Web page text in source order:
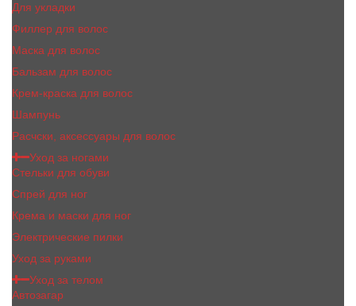
Для укладки
Филлер для волос
Маска для волос
Бальзам для волос
Крем-краска для волос
Шампунь
Расчски, аксессуары для волос
Уход за ногами
Стельки для обуви
Спрей для ног
Крема и маски для ног
Электрические пилки
Уход за руками
Уход за телом
Автозагар